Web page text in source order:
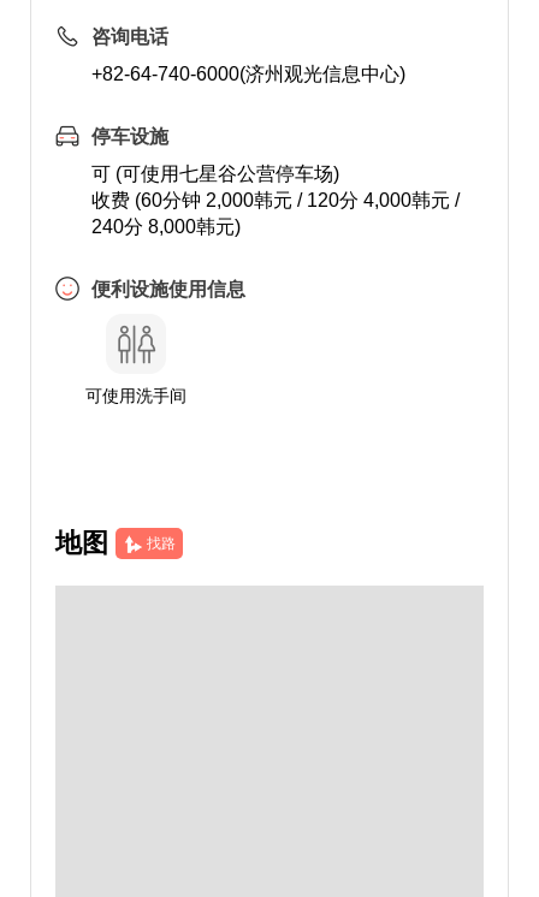
咨询电话
+82-64-740-6000(济州观光信息中心)
停车设施
可 (可使用七星谷公营停车场)
收费 (60分钟 2,000韩元 / 120分 4,000韩元 /
240分 8,000韩元)
便利设施使用信息
可使用洗手间
地图 找路